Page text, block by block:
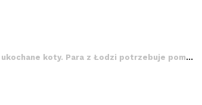
koty. Para z Łodzi potrzebuje pomocy